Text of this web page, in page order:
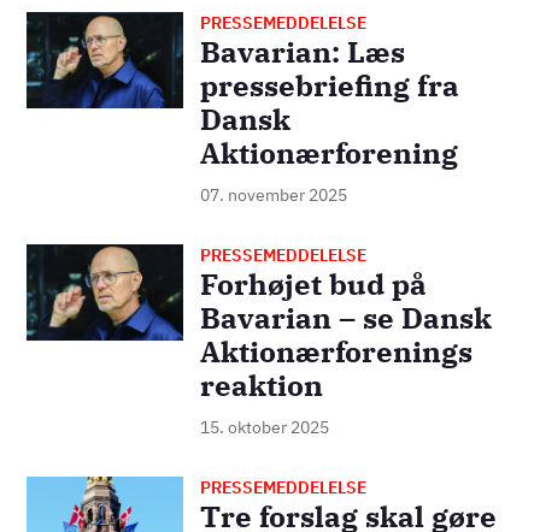
Billede PRESSEMEDDELELSE
Bavarian: Læs
pressebriefing fra
Dansk
Aktionærforening
07. november 2025
Billede PRESSEMEDDELELSE
Forhøjet bud på
Bavarian – se Dansk
Aktionærforenings
reaktion
15. oktober 2025
Billede PRESSEMEDDELELSE
Tre forslag skal gøre